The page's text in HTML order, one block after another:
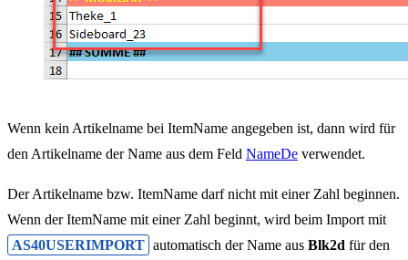
Wenn kein Artikelname bei ItemName angegeben ist, dann wird für
den Artikelname der Name aus dem Feld NameDe verwendet.
Der Artikelname bzw. ItemName darf nicht mit einer Zahl beginnen.
Wenn der ItemName mit einer Zahl beginnt, wird beim Import mit
AS40USERIMPORT automatisch der Name aus Blk2d für den